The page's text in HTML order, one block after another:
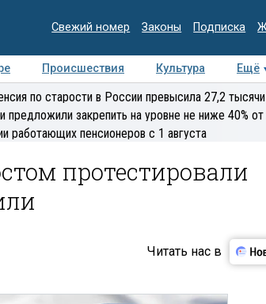
Свежий номер Законы Подписка
Происшествия Культура Ещё
Медиацентр Интервью Колумнисты
по старости в России превысила 27,2 тысячи
предложили закрепить на уровне не ниже 40% от
работающих пенсионеров с 1 августа
протестировали
Читать нас в